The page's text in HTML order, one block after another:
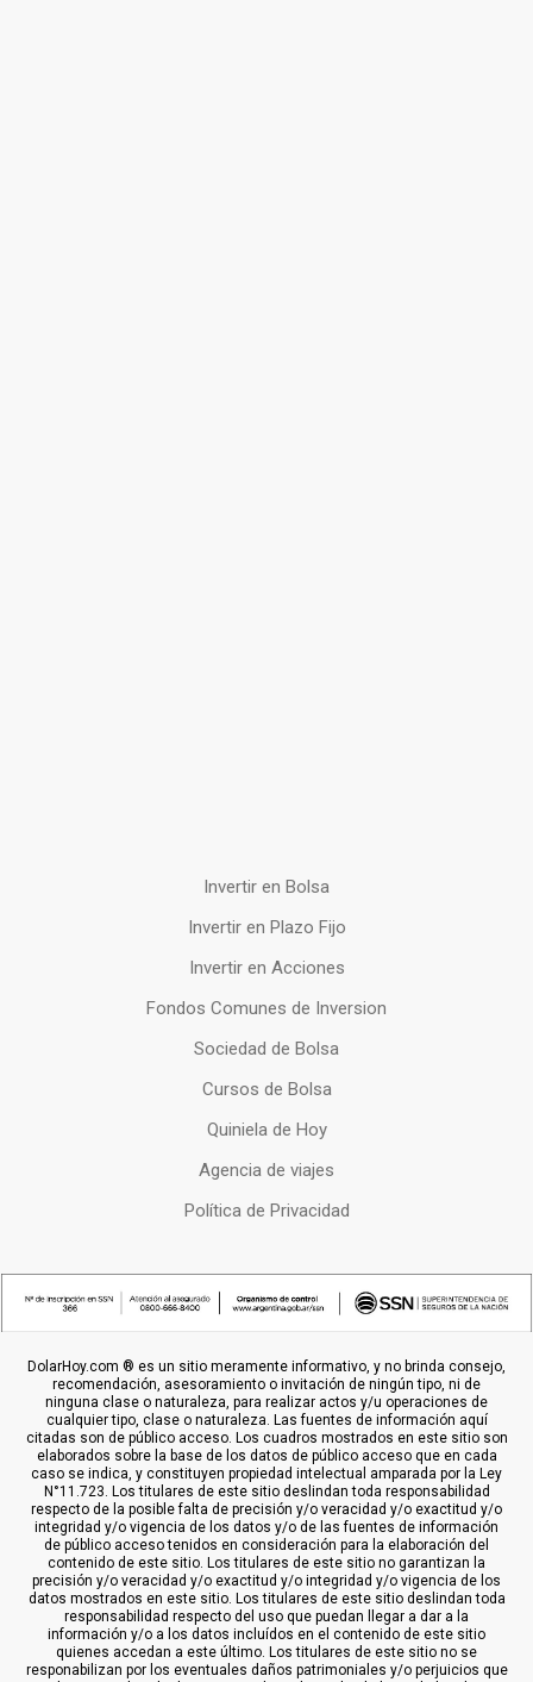
Invertir en Bolsa
Invertir en Plazo Fijo
Invertir en Acciones
Fondos Comunes de Inversion
Sociedad de Bolsa
Cursos de Bolsa
Quiniela de Hoy
Agencia de viajes
Política de Privacidad
DolarHoy.com ® es un sitio meramente informativo, y no brinda consejo,
recomendación, asesoramiento o invitación de ningún tipo, ni de
ninguna clase o naturaleza, para realizar actos y/u operaciones de
cualquier tipo, clase o naturaleza. Las fuentes de información aquí
citadas son de público acceso. Los cuadros mostrados en este sitio son
elaborados sobre la base de los datos de público acceso que en cada
caso se indica, y constituyen propiedad intelectual amparada por la Ley
N°11.723. Los titulares de este sitio deslindan toda responsabilidad
respecto de la posible falta de precisión y/o veracidad y/o exactitud y/o
integridad y/o vigencia de los datos y/o de las fuentes de información
de público acceso tenidos en consideración para la elaboración del
contenido de este sitio. Los titulares de este sitio no garantizan la
precisión y/o veracidad y/o exactitud y/o integridad y/o vigencia de los
datos mostrados en este sitio. Los titulares de este sitio deslindan toda
responsabilidad respecto del uso que puedan llegar a dar a la
información y/o a los datos incluídos en el contenido de este sitio
quienes accedan a este último. Los titulares de este sitio no se
responabilizan por los eventuales daños patrimoniales y/o perjuicios que